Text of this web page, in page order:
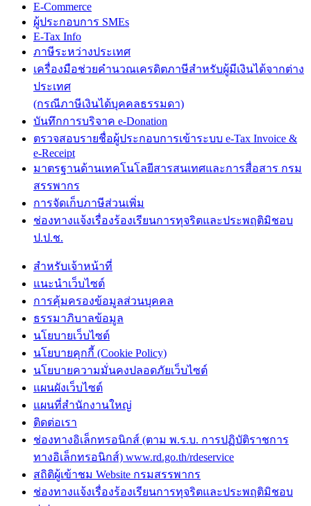
E-Commerce
ผู้ประกอบการ SMEs
E-Tax Info
ภาษีระหว่างประเทศ
เครื่องมือช่วยคำนวณเครดิตภาษีสำหรับผู้มีเงินได้จากต่าง
ประเทศ
(กรณีภาษีเงินได้บุคคลธรรมดา)
บันทึกการบริจาค e-Donation
ตรวจสอบรายชื่อผู้ประกอบการเข้าระบบ e-Tax Invoice &
e-Receipt
มาตรฐานด้านเทคโนโลยีสารสนเทศและการสื่อสาร กรม
สรรพากร
การจัดเก็บภาษีส่วนเพิ่ม
ช่องทางแจ้งเรื่องร้องเรียนการทุจริตและประพฤติมิชอบ
ป.ป.ช.
สำหรับเจ้าหน้าที่
แนะนำเว็บไซต์
การคุ้มครองข้อมูลส่วนบุคคล
ธรรมาภิบาลข้อมูล
นโยบายเว็บไซต์
นโยบายคุกกี้ (Cookie Policy)
นโยบายความมั่นคงปลอดภัยเว็บไซต์
แผนผังเว็บไซต์
แผนที่สำนักงานใหญ่
ติดต่อเรา
ช่องทางอิเล็กทรอนิกส์ (ตาม พ.ร.บ. การปฏิบัติราชการ
ทางอิเล็กทรอนิกส์) www.rd.go.th/rdeservice
สถิติผู้เข้าชม Website กรมสรรพากร
ช่องทางแจ้งเรื่องร้องเรียนการทุจริตและประพฤติมิชอบ